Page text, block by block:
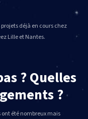
déjà en cours chez
Lille et Nantes.
? Quelles
?
été nombreux mais